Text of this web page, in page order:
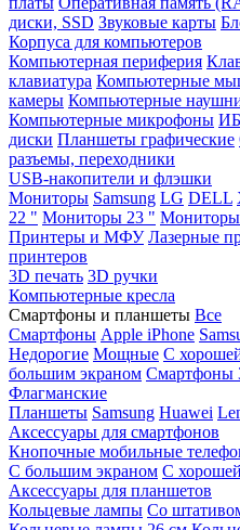
диски, SSD Звуковые карты
Корпуса для компьютеров
Компьютерная периферия
клавиатура Компьютерные
камеры Компьютерные
Компьютерные микрофоны
диски Планшеты графические
разъемы, переходники
USB-накопители и флэшки
Мониторы Samsung LG DELL
22 " Мониторы 23 "
Принтеры и МФУ Лазерные
принтеров
3D печать 3D ручки
Компьютерные кресла
Смартфоны и планшеты Все
Смартфоны Apple iPhone
Недорогие Мощные С
большим экраном Смартфоны
Флагманские
Планшеты Samsung Huawei
Аксессуары для смартфонов
Кнопочные мобильные
С большим экраном С
Аксессуары для планшетов
Кольцевые лампы Со